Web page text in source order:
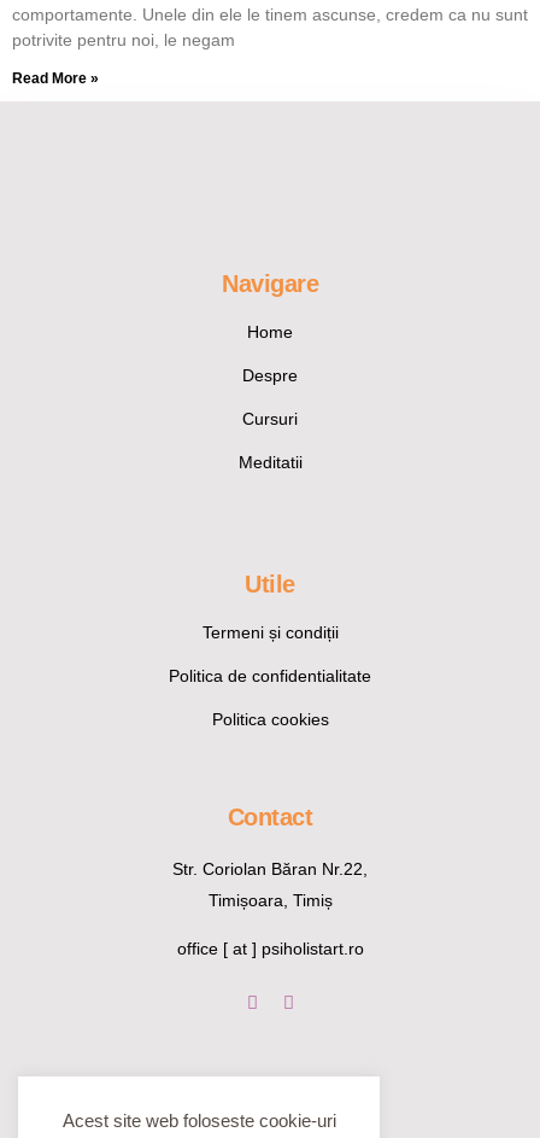
comportamente. Unele din ele le tinem ascunse, credem ca nu sunt
potrivite pentru noi, le negam
Read More »
Navigare
Home
Despre
Cursuri
Meditatii
Utile
Termeni și condiții
Politica de confidentialitate
Politica cookies
Contact
Str. Coriolan Băran Nr.22,
Timișoara, Timiș
office [ at ] psiholistart.ro
Acest site web foloseste cookie-uri